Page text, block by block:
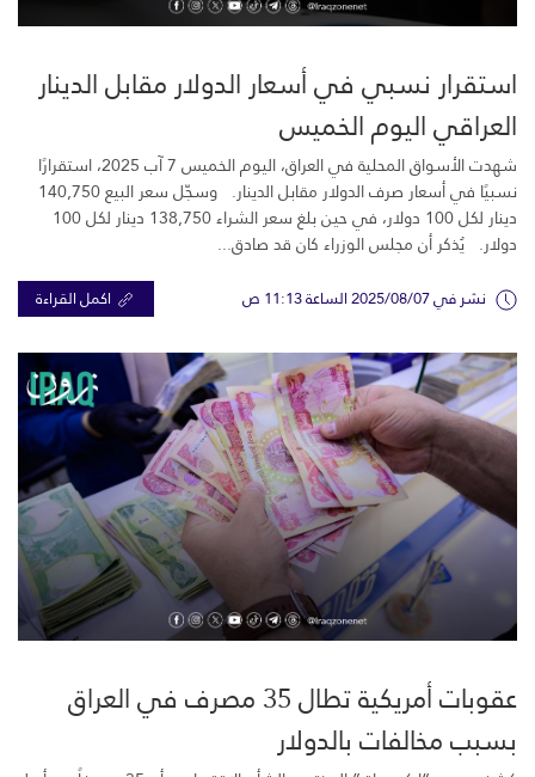
استقرار نسبي في أسعار الدولار مقابل الدينار
العراقي اليوم الخميس
شهدت الأسواق المحلية في العراق، اليوم الخميس 7 آب 2025، استقرارًا
نسبيًا في أسعار صرف الدولار مقابل الدينار. وسجّل سعر البيع 140,750
دينار لكل 100 دولار، في حين بلغ سعر الشراء 138,750 دينار لكل 100
دولار. يُذكر أن مجلس الوزراء كان قد صادق...
نشر في 2025/08/07 الساعة 11:13 ص اكمل القراءة
عقوبات أمريكية تطال 35 مصرف في العراق
بسبب مخالفات بالدولار